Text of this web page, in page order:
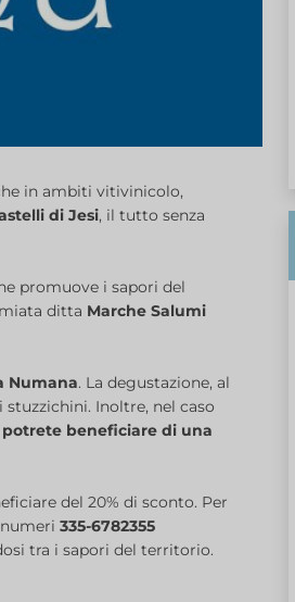
in ambiti vitivinicolo,
di Jesi, il tutto senza
promuove i sapori del
ditta Marche Salumi
Numana. La degustazione, al
Inoltre, nel caso
beneficiare di una
del 20% di sconto. Per
335-6782355
tra i sapori del territorio.